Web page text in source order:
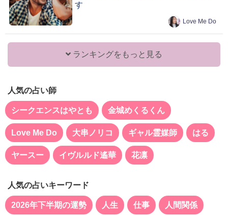
す
Love Me Do
ランキングをもっと見る
人気の占い師
シークエンスはやとも 金城めくるくん
Love Me Do 大串ノリコ ギャル霊媒師 はる
ヤースー イヴルルド遙華 花凛
人気の占いキーワード
2026年下半期の運勢 人生 仕事 人間関係